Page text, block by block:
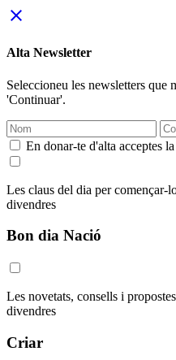
close
Alta Newsletter
Seleccioneu les newsletters que
'Continuar'.
En donar-te d'alta acceptes la
Les claus del dia per començar-
divendres
Bon dia Nació
Les novetats, consells i
divendres
Criar